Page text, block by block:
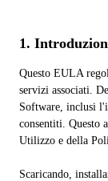
1.
Questo EULA
servizi associati.
Software, inclusi
consentiti. Questo
Utilizzo e della
Scaricando,